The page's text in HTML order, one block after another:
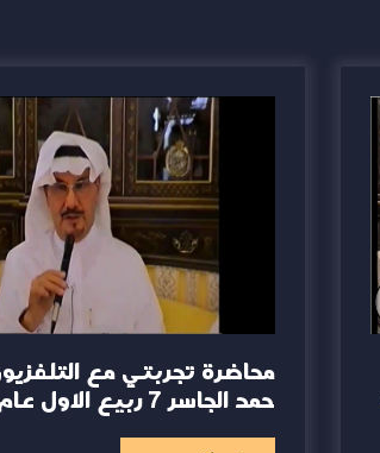
محاضرة تجربتي مع
حمد الجاسر 7 ربيع الاول عام 1424هـ